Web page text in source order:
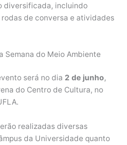
diversificada, incluindo
de conversa e atividades
Semana do Meio Ambiente
será no dia 2 de junho,
do Centro de Cultura, no
realizadas diversas
da Universidade quanto